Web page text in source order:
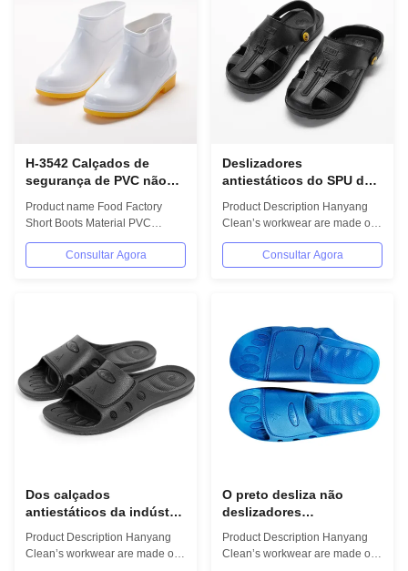
H-3542 Calçados de
segurança de PVC não
durável para plantas de
alimentos e trabalho ao
ar livre
Product name Food Factory
Short Boots Material PVC
& Cotton...Consultar Agora
Deslizadores
antiestáticos do SPU do
limpeza preta do
da indústria alimentar do
deslizamento
Product Description Hanyang
Clean’s workwear are made of
comply with...Consultar Agora
Dos calçados
antiestáticos da indústria
deslizadores pretos da
Product Description Hanyang
Clean’s workwear are made of
O preto desliza não
deslizadores
ESD para a sala de
Product Description Hanyang
Clean’s workwear are made of